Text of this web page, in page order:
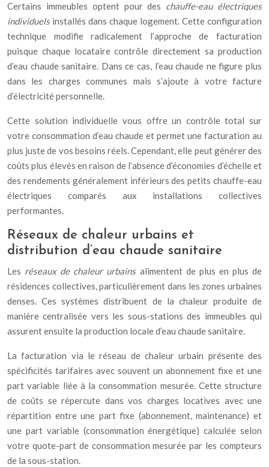
Certains immeubles optent pour des chauffe-eau électriques
individuels installés dans chaque logement. Cette configuration
technique modifie radicalement l’approche de facturation
puisque chaque locataire contrôle directement sa production
d’eau chaude sanitaire. Dans ce cas, l’eau chaude ne figure plus
dans les charges communes mais s’ajoute à votre facture
d’électricité personnelle.
Cette solution individuelle vous offre un contrôle total sur
votre consommation d’eau chaude et permet une facturation au
plus juste de vos besoins réels. Cependant, elle peut générer des
coûts plus élevés en raison de l’absence d’économies d’échelle et
des rendements généralement inférieurs des petits chauffe-eau
électriques comparés aux installations collectives
performantes.
Réseaux de chaleur urbains et
distribution d’eau chaude sanitaire
Les réseaux de chaleur urbains alimentent de plus en plus de
résidences collectives, particulièrement dans les zones urbaines
denses. Ces systèmes distribuent de la chaleur produite de
manière centralisée vers les sous-stations des immeubles qui
assurent ensuite la production locale d’eau chaude sanitaire.
La facturation via le réseau de chaleur urbain présente des
spécificités tarifaires avec souvent un abonnement fixe et une
part variable liée à la consommation mesurée. Cette structure
de coûts se répercute dans vos charges locatives avec une
répartition entre une part fixe (abonnement, maintenance) et
une part variable (consommation énergétique) calculée selon
votre quote-part de consommation mesurée par les compteurs
de la sous-station.